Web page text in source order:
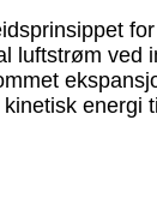
luftstrøm ved
kinetisk energi